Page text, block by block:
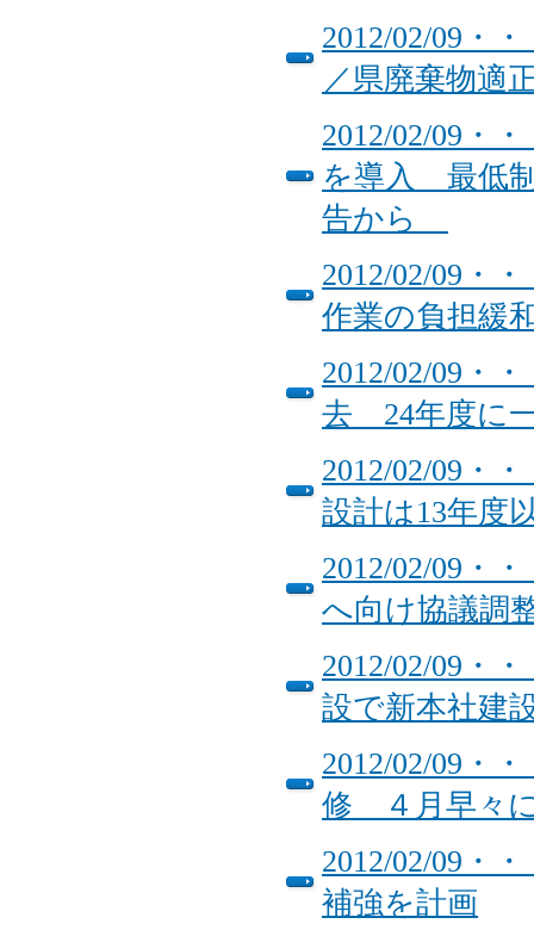
2012/02/09・
／県廃棄物適
2012/02/09・
を導入 最低
告から
2012/02/09・
作業の負担緩
2012/02/09・
去 24年度に
2012/02/09・
設計は13年度
2012/02/09・
へ向け協議調
2012/02/09・
設で新本社建
2012/02/09・
修 ４月早々
2012/02/09・
補強を計画